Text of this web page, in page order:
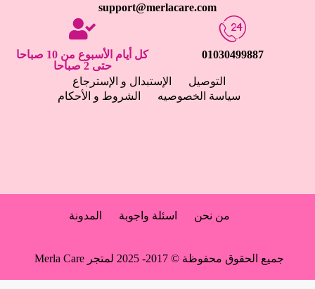
support@merlacare.com
01030499887
كل أيام الأسبوع من 10 صباحا
حتى 2 صباحا
التوصيل
الإستبدال و الإسترجاع
سياسة الخصوصيه
الشروط و الأحكام
جميع الحقوق محفوظة © 2017- 2025 لمتجر Merla Care
من نحن اسئلة واجوبة المدونة